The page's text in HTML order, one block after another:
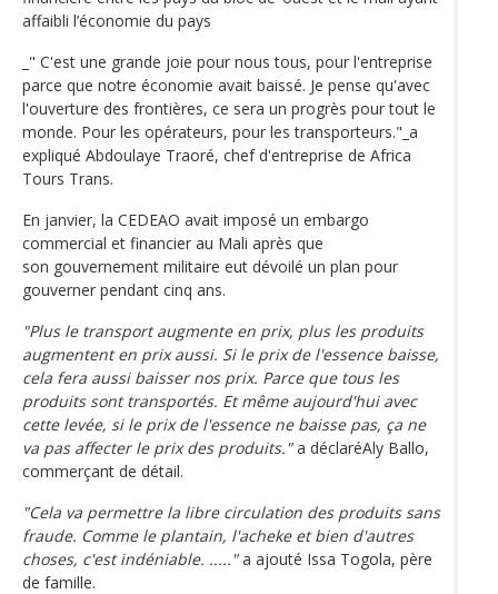
affaibli l’économie du pays
_" C'est une grande joie pour nous tous, pour l'entreprise
parce que notre économie avait baissé. Je pense qu'avec
l'ouverture des frontières, ce sera un progrès pour tout le
monde. Pour les opérateurs, pour les transporteurs."_a
expliqué Abdoulaye Traoré, chef d'entreprise de Africa
Tours Trans.
En janvier, la CEDEAO avait imposé un embargo
commercial et financier au Mali après que
son gouvernement militaire eut dévoilé un plan pour
gouverner pendant cinq ans.
"Plus le transport augmente en prix, plus les produits
augmentent en prix aussi. Si le prix de l'essence baisse,
cela fera aussi baisser nos prix. Parce que tous les
produits sont transportés. Et même aujourd'hui avec
cette levée, si le prix de l'essence ne baisse pas, ça ne
va pas affecter le prix des produits."a déclaréAly Ballo,
commerçant de détail.
"Cela va permettre la libre circulation des produits sans
fraude. Comme le plantain, l'acheke et bien d'autres
choses, c'est indéniable. ....."a ajouté Issa Togola, père
de famille.